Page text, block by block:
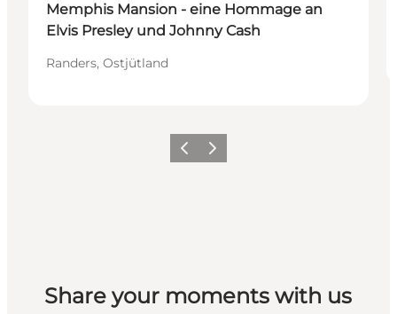
Memphis Mansion - eine Hommage an
Elvis Presley und Johnny Cash
Randers, Ostjütland
ZurückWeiter
Share your moments with us